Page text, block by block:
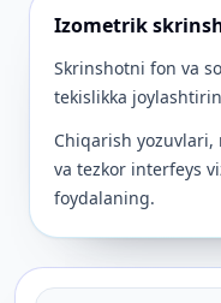
Izometrik
Skrinshotni fon va
tekislikka
Chiqarish
va tezkor interfeys
foydalaning.